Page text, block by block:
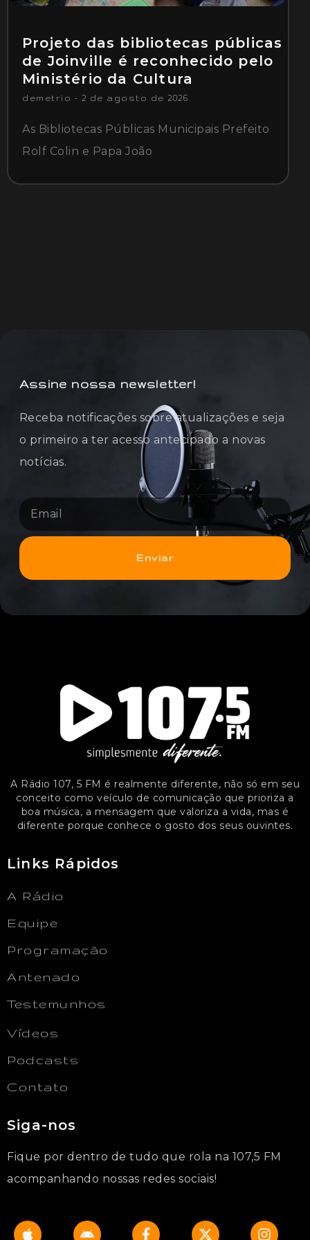
Projeto das bibliotecas públicas
de Joinville é reconhecido pelo
Ministério da Cultura
demetrio 2 de agosto de 2026
As Bibliotecas Públicas Municipais Prefeito
Rolf Colin e Papa João
Assine nossa newsletter!
Receba notificações sobre atualizações e seja
o primeiro a ter acesso antecipado a novas
notícias.
Enviar
A Rádio 107, 5 FM é realmente diferente, não só em seu
conceito como veículo de comunicação que prioriza a
boa música, a mensagem que valoriza a vida, mas é
diferente porque conhece o gosto dos seus ouvintes.
Links Rápidos
A Rádio
Equipe
Programação
Antenado
Testemunhos
Vídeos
Podcasts
Contato
Siga-nos
Fique por dentro de tudo que rola na 107,5 FM
acompanhando nossas redes sociais!